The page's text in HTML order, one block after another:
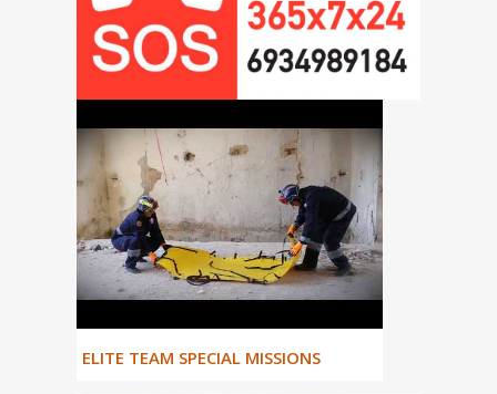
ΕLITE TEAM SPECIAL MISSIONS